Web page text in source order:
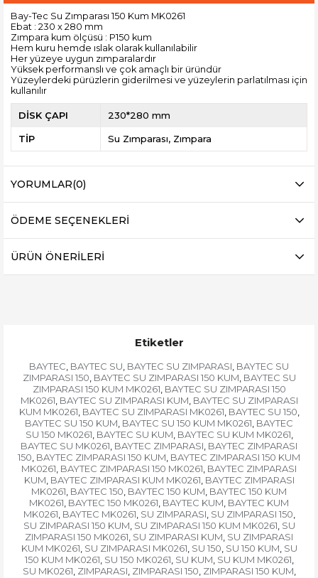
Bay-Tec Su Zımparası 150 Kum MK0261
Ebat : 230 x 280 mm
Zımpara kum ölçüsü : P150 kum
Hem kuru hemde ıslak olarak kullanılabilir
Her yüzeye uygun zımparalardır
Yüksek performanslı ve çok amaçlı bir üründür
Yüzeylerdeki pürüzlerin giderilmesi ve yüzeylerin parlatılması için
kullanılır
DİSK ÇAPI 230*280 mm
TİP Su Zımparası Zımpara
YORUMLAR(0)
ÖDEME SEÇENEKLERI
ÜRÜN ÖNERILERI
Etiketler
BAYTEC, BAYTEC SU, BAYTEC SU ZIMPARASI, BAYTEC SU
ZIMPARASI 150, BAYTEC SU ZIMPARASI 150 KUM, BAYTEC SU
ZIMPARASI 150 KUM MK0261, BAYTEC SU ZIMPARASI 150
MK0261, BAYTEC SU ZIMPARASI KUM, BAYTEC SU ZIMPARASI
KUM MK0261, BAYTEC SU ZIMPARASI MK0261, BAYTEC SU 150,
BAYTEC SU 150 KUM, BAYTEC SU 150 KUM MK0261, BAYTEC
SU 150 MK0261, BAYTEC SU KUM, BAYTEC SU KUM MK0261,
BAYTEC SU MK0261, BAYTEC ZIMPARASI, BAYTEC ZIMPARASI
150, BAYTEC ZIMPARASI 150 KUM, BAYTEC ZIMPARASI 150 KUM
MK0261, BAYTEC ZIMPARASI 150 MK0261, BAYTEC ZIMPARASI
KUM, BAYTEC ZIMPARASI KUM MK0261, BAYTEC ZIMPARASI
MK0261, BAYTEC 150, BAYTEC 150 KUM, BAYTEC 150 KUM
MK0261, BAYTEC 150 MK0261, BAYTEC KUM, BAYTEC KUM
MK0261, BAYTEC MK0261, SU ZIMPARASI, SU ZIMPARASI 150,
SU ZIMPARASI 150 KUM, SU ZIMPARASI 150 KUM MK0261, SU
ZIMPARASI 150 MK0261, SU ZIMPARASI KUM, SU ZIMPARASI
KUM MK0261, SU ZIMPARASI MK0261, SU 150, SU 150 KUM, SU
150 KUM MK0261, SU 150 MK0261, SU KUM, SU KUM MK0261,
SU MK0261, ZIMPARASI, ZIMPARASI 150, ZIMPARASI 150 KUM,